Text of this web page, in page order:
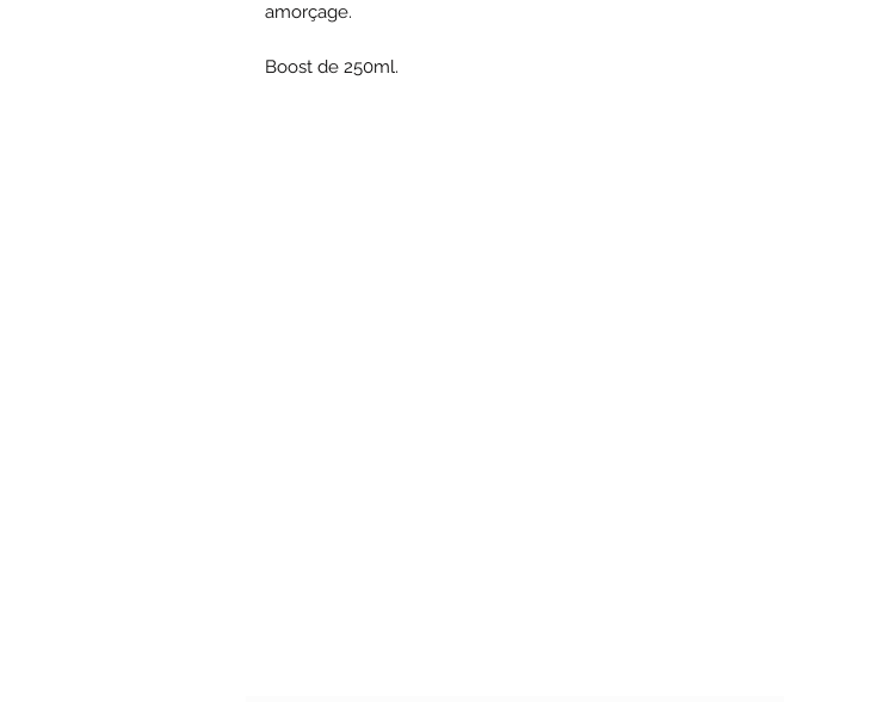
amorçage.
Boost de 250ml.